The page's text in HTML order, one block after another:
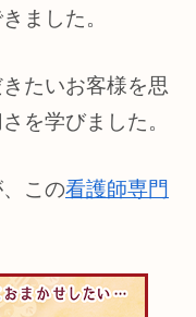
ました。
たいお客様を思
を学びました。
この看護師専門